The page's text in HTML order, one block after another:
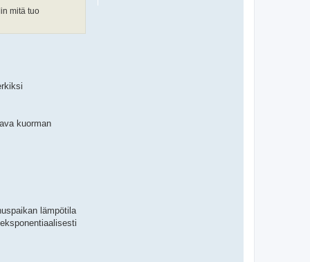
mitä tuo
kuorman
lämpötila